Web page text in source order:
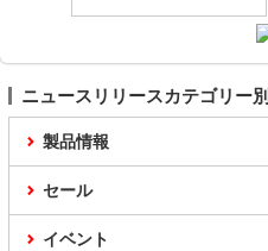
ニュースリリースカテゴリー別
製品情報
セール
イベント